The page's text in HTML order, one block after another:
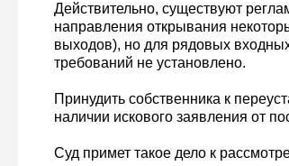
Действительно, существуют
направления открывания
выходов), но для рядовых
требований не установлено.
Принудить собственника к
наличии искового заявления от
Суд примет такое дело к